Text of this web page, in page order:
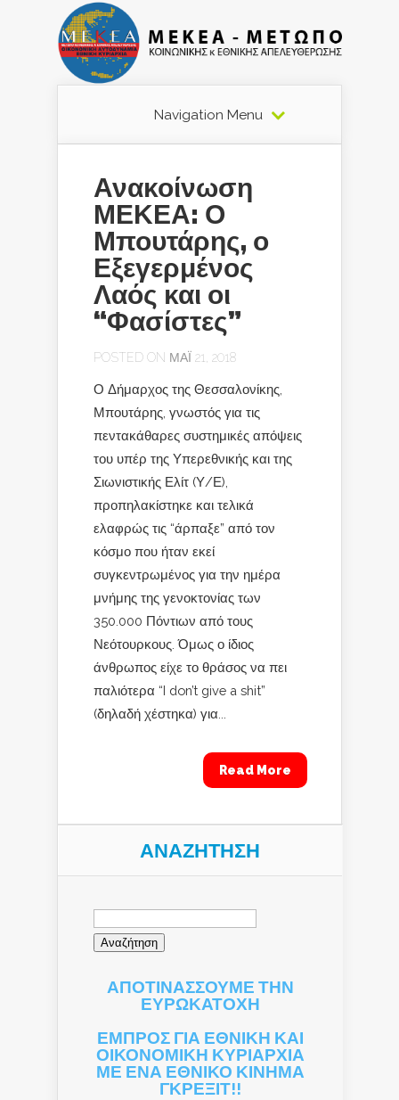
Navigation Menu
Ανακοίνωση
ΜΕΚΕΑ: Ο
Μπουτάρης, ο
Εξεγερμένος
Λαός και οι
“Φασίστες”
POSTED ON ΜΆΙ 21, 2018
Ο Δήμαρχος της Θεσσαλονίκης,
Μπουτάρης, γνωστός για τις
πεντακάθαρες συστημικές απόψεις
του υπέρ της Υπερεθνικής και της
Σιωνιστικής Ελίτ (Υ/Ε),
προπηλακίστηκε και τελικά
ελαφρώς τις “άρπαξε” από τον
κόσμο που ήταν εκεί
συγκεντρωμένος για την ημέρα
μνήμης της γενοκτονίας των
350.000 Πόντιων από τους
Νεότουρκους. Όμως ο ίδιος
άνθρωπος είχε το θράσος να πει
παλιότερα “I don’t give a shit”
(δηλαδή χέστηκα) για...
Read More
ΑΝΑΖΉΤΗΣΗ
Αναζήτηση
ΑΠΟΤΙΝΑΣΣΟΥΜΕ ΤΗΝ
ΕΥΡΩΚΑΤΟΧΗ
ΕΜΠΡΟΣ ΓΙΑ ΕΘΝΙΚΗ ΚΑΙ
ΟΙΚΟΝΟΜΙΚΗ ΚΥΡΙΑΡΧΙΑ
ΜΕ ΕΝΑ ΕΘΝΙΚΟ ΚΙΝΗΜΑ
ΓΚΡΕΞΙΤ!!